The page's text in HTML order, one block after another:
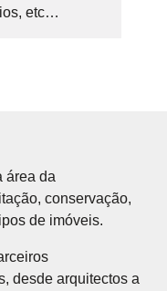
etc…
área da
conservação,
de imóveis.
desde arquitectos a